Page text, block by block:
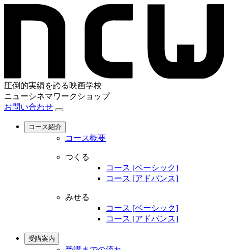
圧倒的実績を誇る映画学校
ニューシネマワークショップ
お問い合わせ
コース紹介
コース概要
つくる
コース [ベーシック]
コース [アドバンス]
みせる
コース [ベーシック]
コース [アドバンス]
受講案内